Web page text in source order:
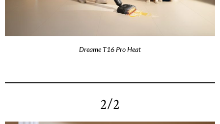
Dreame T16 Pro Heat
2/2